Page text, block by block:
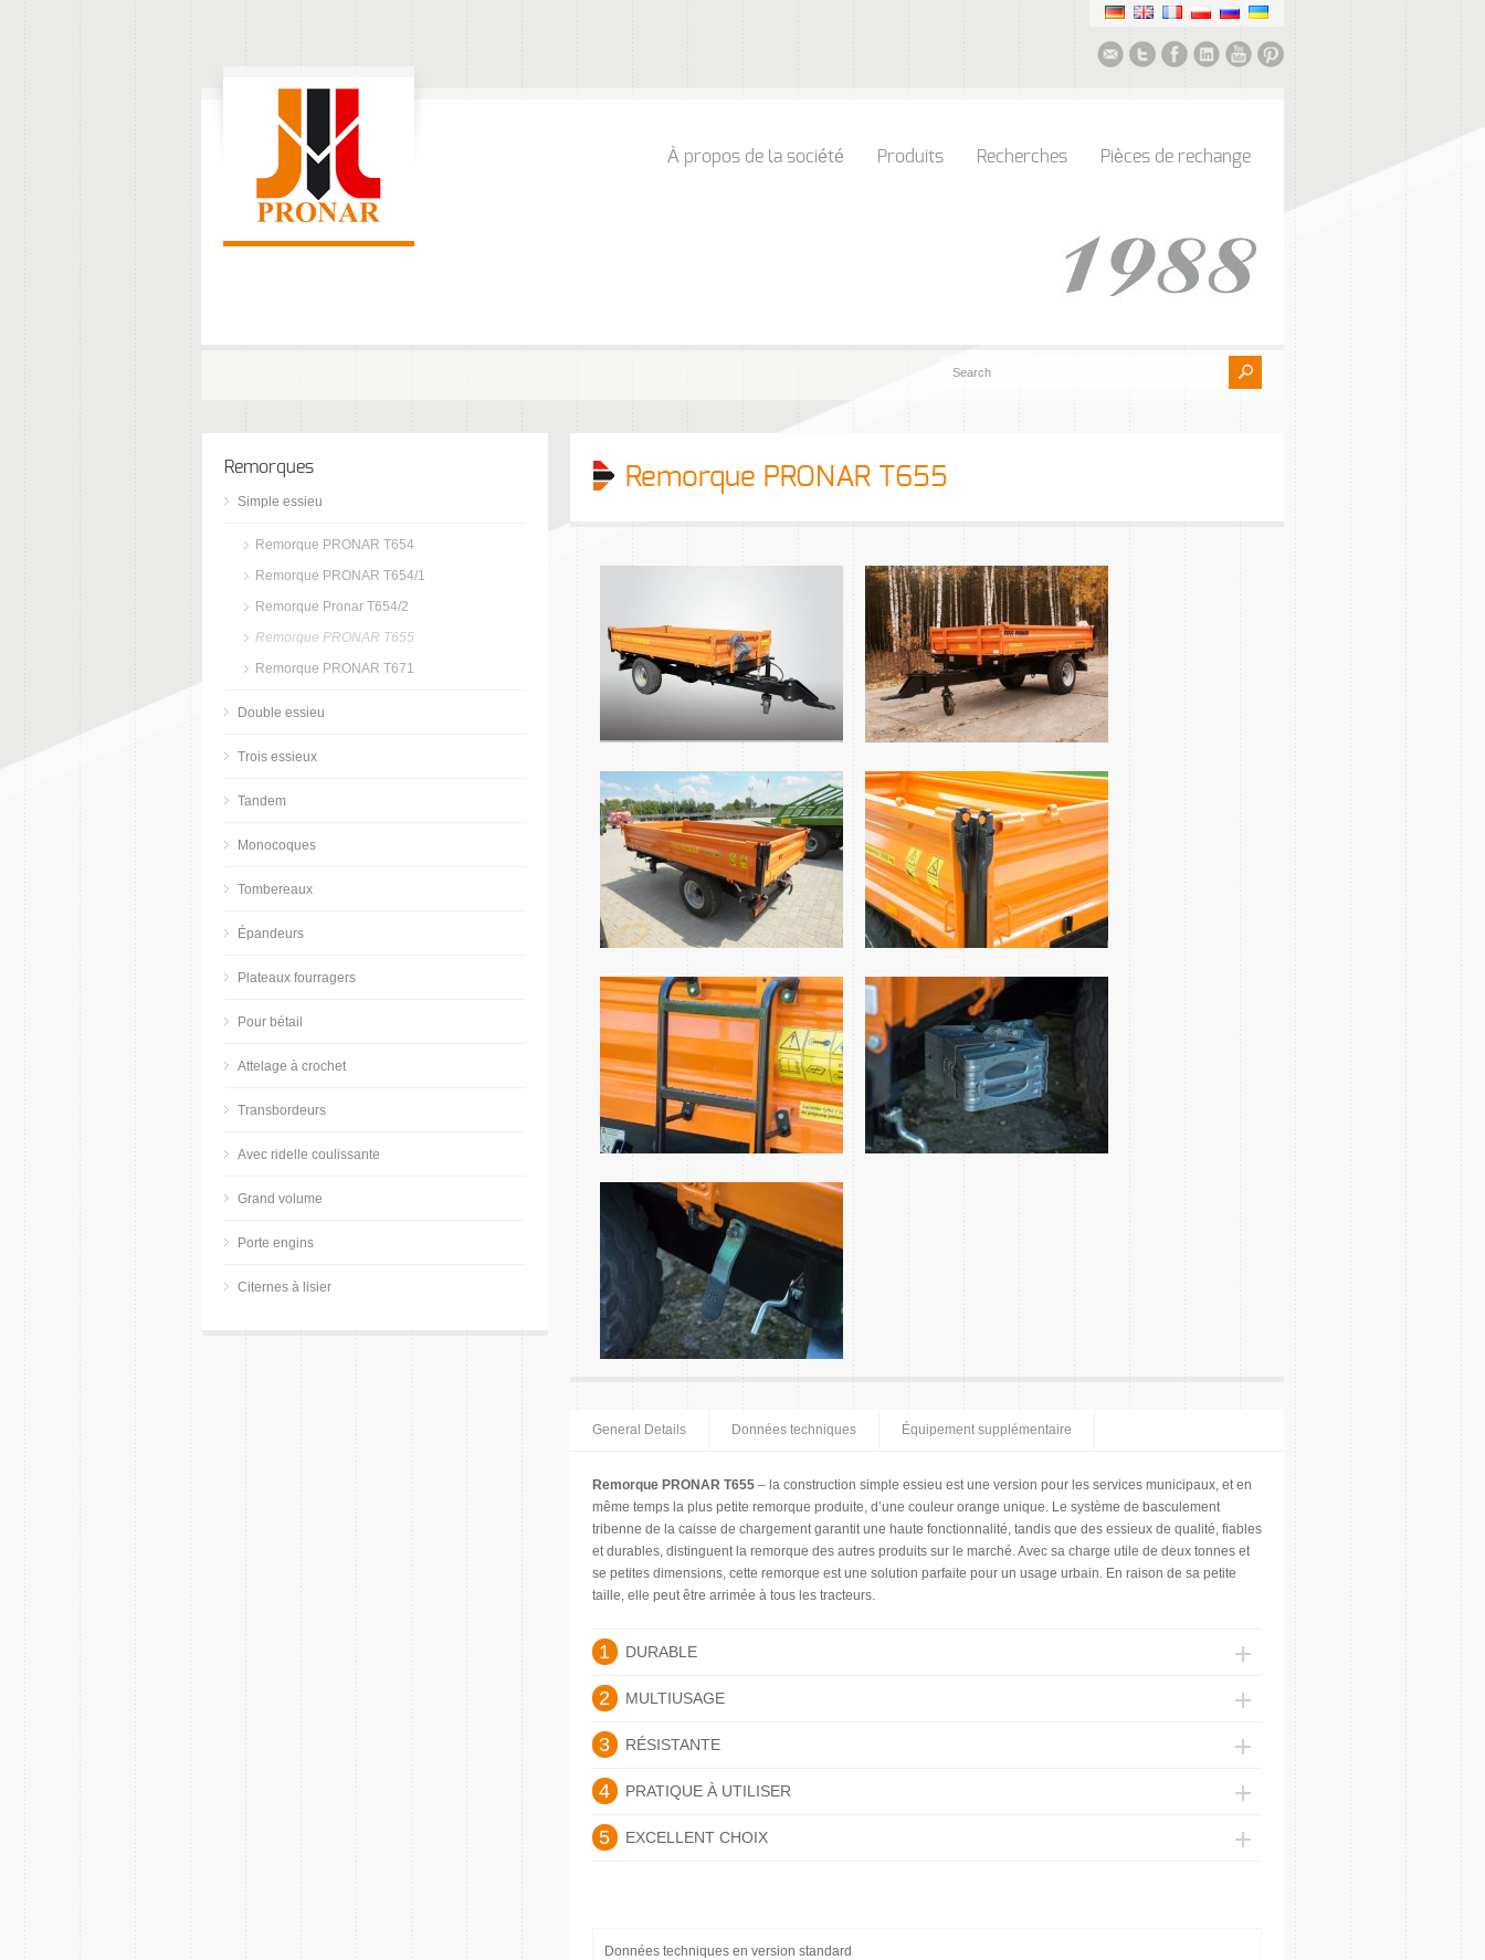
À propos de la société Produits Recherches Pièces de rechange
Remorque PRONAR T655
General Details Données techniques Équipement supplémentaire
Remorque PRONAR T655 – la construction simple essieu est une version pour les services municipaux, et en
même temps la plus petite remorque produite, d’une couleur orange unique. Le système de basculement
tribenne de la caisse de chargement garantit une haute fonctionnalité, tandis que des essieux de qualité, fiables
et durables, distinguent la remorque des autres produits sur le marché. Avec sa charge utile de deux tonnes et
se petites dimensions, cette remorque est une solution parfaite pour un usage urbain. En raison de sa petite
taille, elle peut être arrimée à tous les tracteurs.
1 DURABLE
2 MULTIUSAGE
3 RÉSISTANTE
4 PRATIQUE À UTILISER
5 EXCELLENT CHOIX
Données techniques en version standard
Remorques
Simple essieu
Remorque PRONAR T654
Remorque PRONAR T654/1
Remorque Pronar T654/2
Remorque PRONAR T655
Remorque PRONAR T671
Double essieu
Trois essieux
Tandem
Monocoques
Tombereaux
Épandeurs
Plateaux fourragers
Pour bétail
Attelage à crochet
Transbordeurs
Avec ridelle coulissante
Grand volume
Porte engins
Citernes à lisier